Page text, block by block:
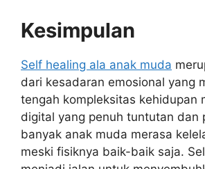
Kesimpulan
Self healing ala anak muda
dari kesadaran emosional yang
tengah kompleksitas kehidupan
digital yang penuh tuntutan dan
banyak anak muda merasa
meski fisiknya baik-baik saja.